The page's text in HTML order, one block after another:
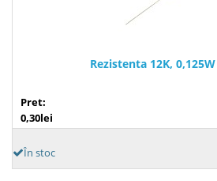
Rezistenta 12K,
Pret:
0,30lei
În stoc